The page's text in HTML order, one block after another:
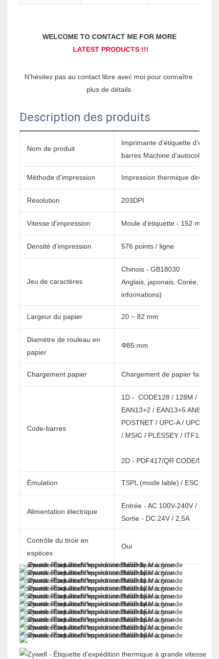
N'hésitez pas au contact libre avec moi pour connaître
Description des produits
Nom de produit
Imprimante d'étiquette
barres Machine d'autocollant
Méthode d'impression Impression thermique directe
Résolution 203DPI
Vitesse d'impression Moule d'étiquette - 152 mm /
Densité d'impression 576 points / ligne
Jeu de caractères
Chinois - GB18030
Anglais, japonais, Corée, etc.
informations)
Largeur du papier 20 ~ 82 mm
Diamètre de rouleau en
papier
Φ85 mm
Chargement papier Chargement de papier facile
Code-barres
1D - CODE128 / 128M /
EAN13+2 / EAN13+5 AN8 /
POSTNET / UPC-A / UPCA+2
/ MSIC / PLESSEY / ITF14 /
2D - PDF417/QR CODE/DATA
Émulation TSPL (mode lable) / ESC /
Alimentation électrique
Entrée - AC 100V-240V / 60Hz
Sortie - DC 24V / 2,5A
Contrôle du tiroir en
espèces
Oui